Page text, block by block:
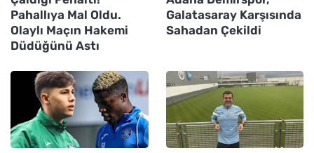
Pahallıya Mal Oldu.
Olaylı Maçın Hakemi
Düdüğünü Astı
Galatasaray Karşısında
Sahadan Çekildi